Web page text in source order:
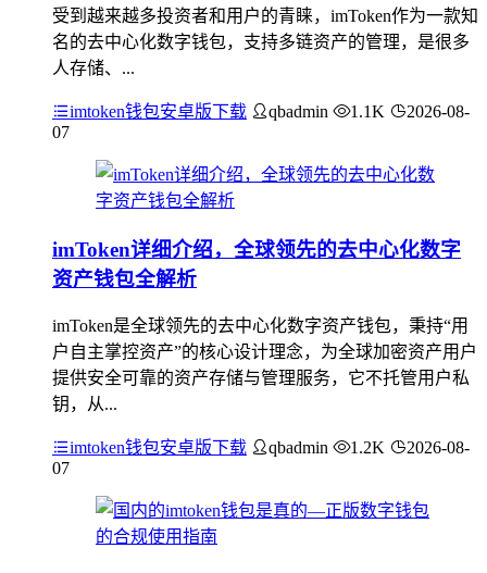
受到越来越多投资者和用户的青睐，imToken作为一款知
名的去中心化数字钱包，支持多链资产的管理，是很多
人存储、...
imtoken钱包安卓版下载 qbadmin 1.1K
2026-08-
07
imToken详细介绍，全球领先的去中心化数字
资产钱包全解析
imToken是全球领先的去中心化数字资产钱包，秉持“用
户自主掌控资产”的核心设计理念，为全球加密资产用户
提供安全可靠的资产存储与管理服务，它不托管用户私
钥，从...
imtoken钱包安卓版下载 qbadmin 1.2K
2026-08-
07